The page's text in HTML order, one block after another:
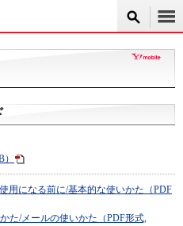
用になる前に/基本的な使いかた（PDF
た/メールの使いかた（PDF形式,